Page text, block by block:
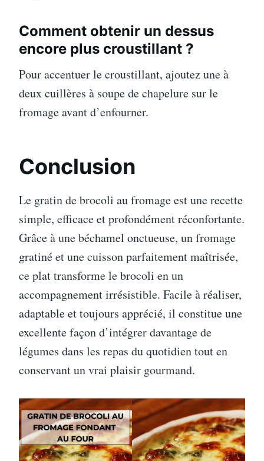
Comment obtenir un dessus
encore plus croustillant ?
Pour accentuer le croustillant, ajoutez une à
deux cuillères à soupe de chapelure sur le
fromage avant d’enfourner.
Conclusion
Le gratin de brocoli au fromage est une recette
simple, efficace et profondément réconfortante.
Grâce à une béchamel onctueuse, un fromage
gratiné et une cuisson parfaitement maîtrisée,
ce plat transforme le brocoli en un
accompagnement irrésistible. Facile à réaliser,
adaptable et toujours apprécié, il constitue une
excellente façon d’intégrer davantage de
légumes dans les repas du quotidien tout en
conservant un vrai plaisir gourmand.